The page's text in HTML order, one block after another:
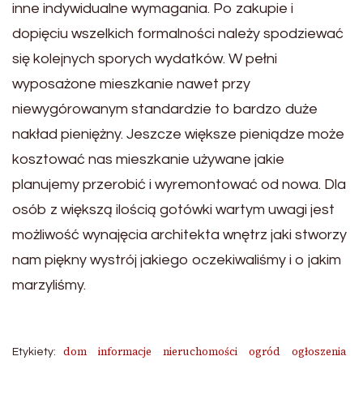
inne indywidualne wymagania. Po zakupie i
dopięciu wszelkich formalności należy spodziewać
się kolejnych sporych wydatków. W pełni
wyposażone mieszkanie nawet przy
niewygórowanym standardzie to bardzo duże
nakład pieniężny. Jeszcze większe pieniądze może
kosztować nas mieszkanie używane jakie
planujemy przerobić i wyremontować od nowa. Dla
osób z większą ilością gotówki wartym uwagi jest
możliwość wynajęcia architekta wnętrz jaki stworzy
nam piękny wystrój jakiego oczekiwaliśmy i o jakim
marzyliśmy.
Etykiety: dom informacje nieruchomości ogród ogłoszenia